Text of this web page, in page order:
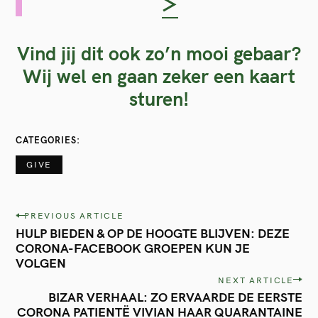
Vind jij dit ook zo’n mooi gebaar?
Wij wel en gaan zeker een kaart
sturen!
CATEGORIES
GIVE
P
o
s
n
PREVIOUS ARTICLE
HULP BIEDEN & OP DE HOOGTE BLIJVEN: DEZE
CORONA-FACEBOOK GROEPEN KUN JE
VOLGEN
NEXT ARTICLE
BIZAR VERHAAL: ZO ERVAARDE DE EERSTE
CORONA PATIENTË VIVIAN HAAR QUARANTAINE
S
e
r
c
h